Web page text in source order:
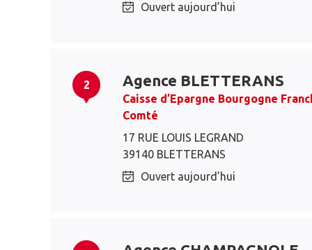
Ouvert aujourd’hui
2 Agence BLETTERANS
Caisse d’Epargne Bourgogne
Comté
17 RUE LOUIS LEGRAND
39140 BLETTERANS
Ouvert aujourd’hui